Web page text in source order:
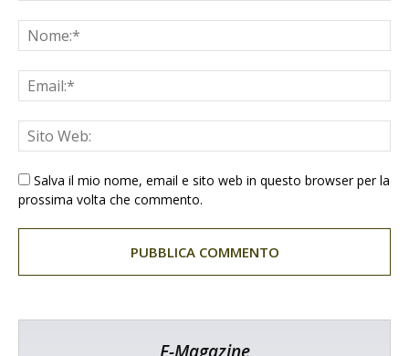
Salva il mio nome, email e sito web in questo browser per la
prossima volta che commento.